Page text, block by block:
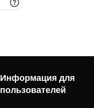
Информация для
пользователей